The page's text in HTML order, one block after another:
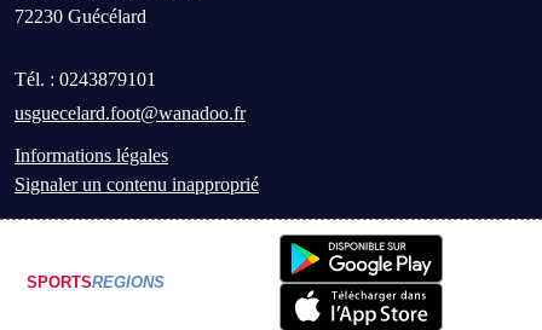
72230 Guécélard
Tél. : 0243879101
usguecelard.foot@wanadoo.fr
Informations légales
Signaler un contenu inapproprié
SPORTSREGIONS